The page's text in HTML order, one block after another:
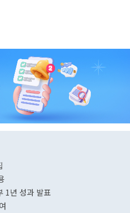
1년 성과 발표